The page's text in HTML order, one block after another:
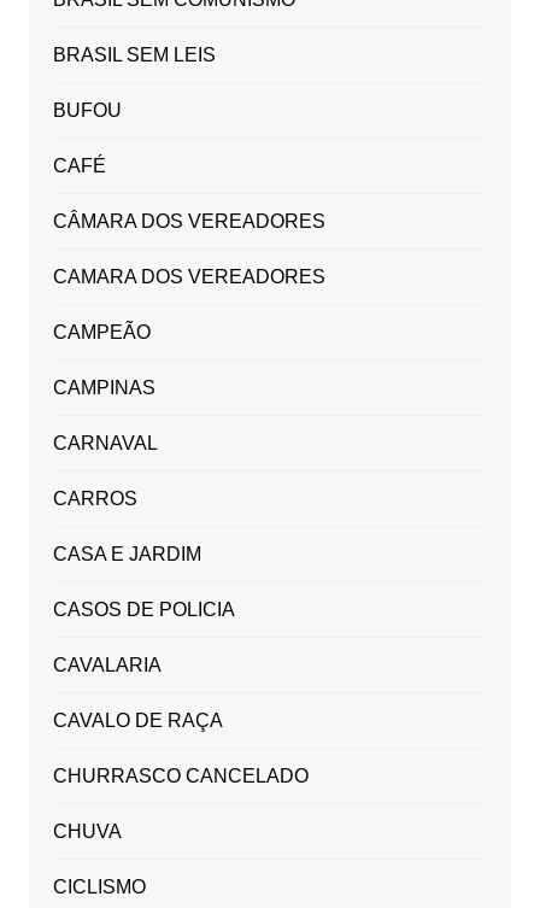
BRASIL SEM LEIS
BUFOU
CAFÉ
CÂMARA DOS VEREADORES
CAMARA DOS VEREADORES
CAMPEÃO
CAMPINAS
CARNAVAL
CARROS
CASA E JARDIM
CASOS DE POLICIA
CAVALARIA
CAVALO DE RAÇA
CHURRASCO CANCELADO
CHUVA
CICLISMO